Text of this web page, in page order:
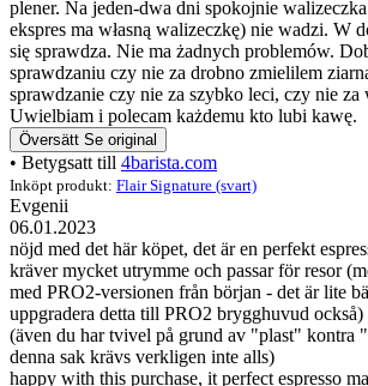
plener. Na jeden-dwa dni spokojnie
ekspres ma własną walizeczkę) nie wadzi. W
się sprawdza. Nie ma żadnych problemów.
sprawdzaniu czy nie za drobno zmielilem
sprawdzanie czy nie za szybko leci, czy nie
Uwielbiam i polecam każdemu kto lubi kawę.
Översätt Se original
• Betygsatt till 4barista.com
Inköpt produkt: Flair Signature (svart)
Evgenii
06.01.2023
nöjd med det här köpet, det är en perfekt
kräver mycket utrymme och passar för resor
med PRO2-versionen från början - det är lite
uppgradera detta till PRO2 brygghuvud också)
(även du har tvivel på grund av "plast" kontra
denna sak krävs verkligen inte alls)
happy with this purchase, it perfect espresso